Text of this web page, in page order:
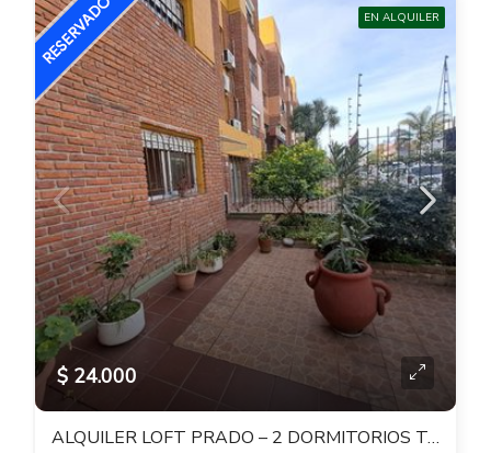
EN ALQUILER
$ 24.000
ALQUILER LOFT PRADO – 2 DORMITORIOS TODO PB CON JARDIN Y PATIO